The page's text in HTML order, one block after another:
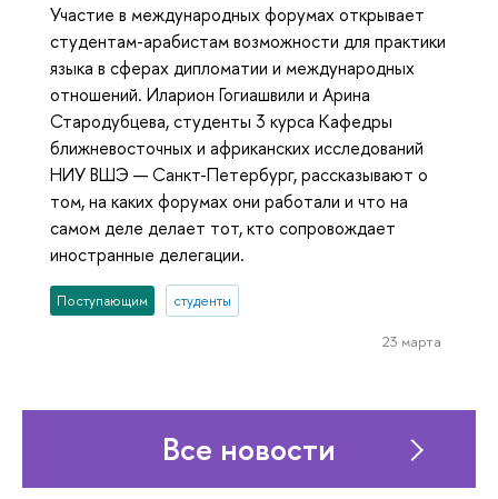
Участие в международных форумах открывает
студентам-арабистам возможности для практики
языка в сферах дипломатии и международных
отношений. Иларион Гогиашвили и Арина
Стародубцева, студенты 3 курса Кафедры
ближневосточных и африканских исследований
НИУ ВШЭ — Санкт-Петербург, рассказывают о
том, на каких форумах они работали и что на
самом деле делает тот, кто сопровождает
иностранные делегации.
Поступающим студенты
23 марта
Все новости